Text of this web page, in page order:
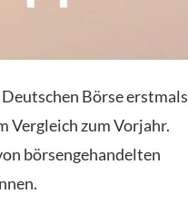
Börse erstmals
Vergleich zum Vorjahr.
börsengehandelten